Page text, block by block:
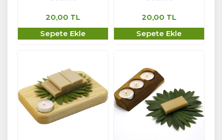
20,00 TL
Sepete Ekle
20,00 TL
Sepete Ekle